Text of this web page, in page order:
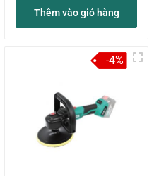
Thêm vào giỏ hàng
-4%